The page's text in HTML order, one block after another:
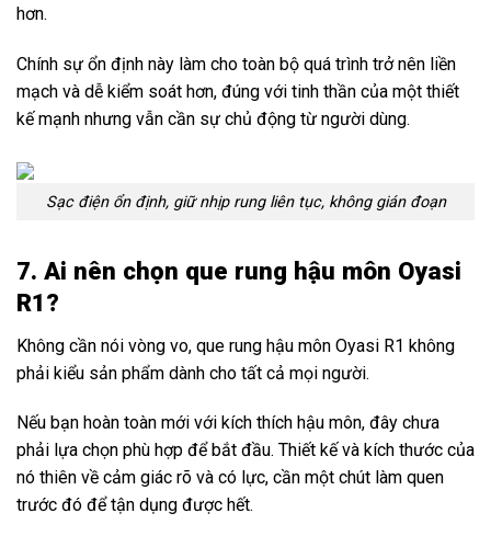
hơn.
Chính sự ổn định này làm cho toàn bộ quá trình trở nên liền
mạch và dễ kiểm soát hơn, đúng với tinh thần của một thiết
kế mạnh nhưng vẫn cần sự chủ động từ người dùng.
Sạc điện ổn định, giữ nhịp rung liên tục, không gián đoạn
7. Ai nên chọn que rung hậu môn Oyasi
R1?
Không cần nói vòng vo, que rung hậu môn Oyasi R1 không
phải kiểu sản phẩm dành cho tất cả mọi người.
Nếu bạn hoàn toàn mới với kích thích hậu môn, đây chưa
phải lựa chọn phù hợp để bắt đầu. Thiết kế và kích thước của
nó thiên về cảm giác rõ và có lực, cần một chút làm quen
trước đó để tận dụng được hết.